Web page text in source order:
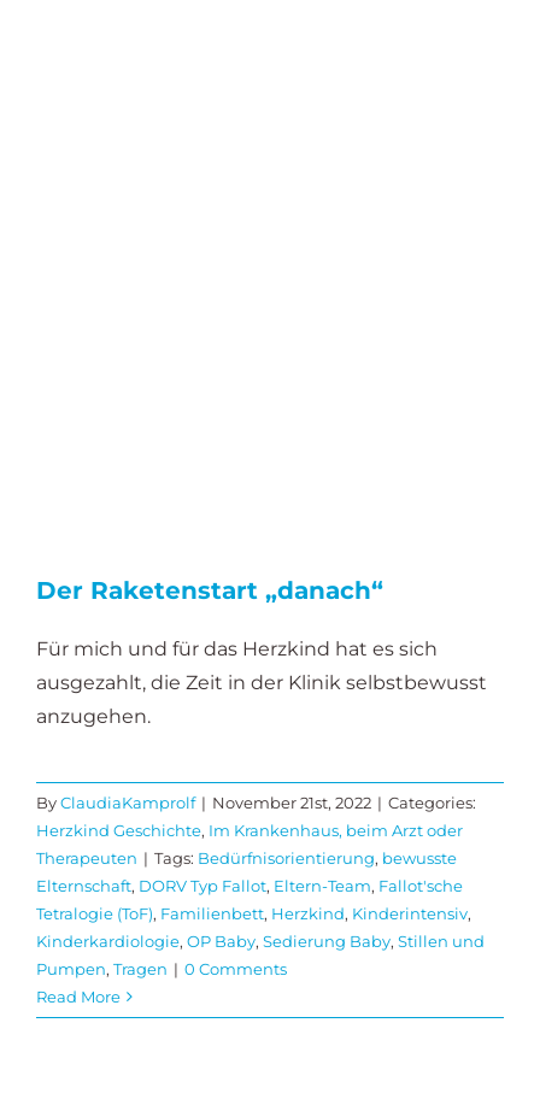
Der Raketenstart „danach“
Für mich und für das Herzkind hat es sich
ausgezahlt, die Zeit in der Klinik selbstbewusst
anzugehen.
ByClaudiaKamprolf | November 21st, 2022 | Categories:
Herzkind Geschichte, Im Krankenhaus, beim Arzt oder
Therapeuten | Tags: Bedürfnisorientierung, bewusste
Elternschaft, DORV Typ Fallot, Eltern-Team, Fallot'sche
Tetralogie (ToF), Familienbett, Herzkind, Kinderintensiv,
Kinderkardiologie, OP Baby, Sedierung Baby, Stillen und
Pumpen, Tragen | 0 Comments
Read More